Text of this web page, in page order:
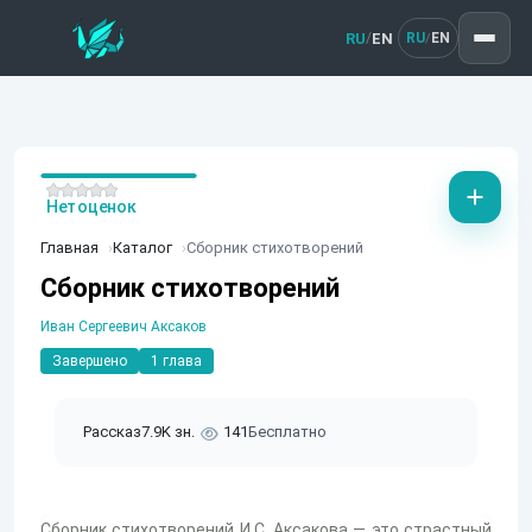
RU/EN RU/ EN
Главная Каталог Сборник стихотворений
Сборник стихотворений
Иван Сергеевич Аксаков
Завершено 1 глава
Рассказ7.9K зн. 141Бесплатно
Нет оценок